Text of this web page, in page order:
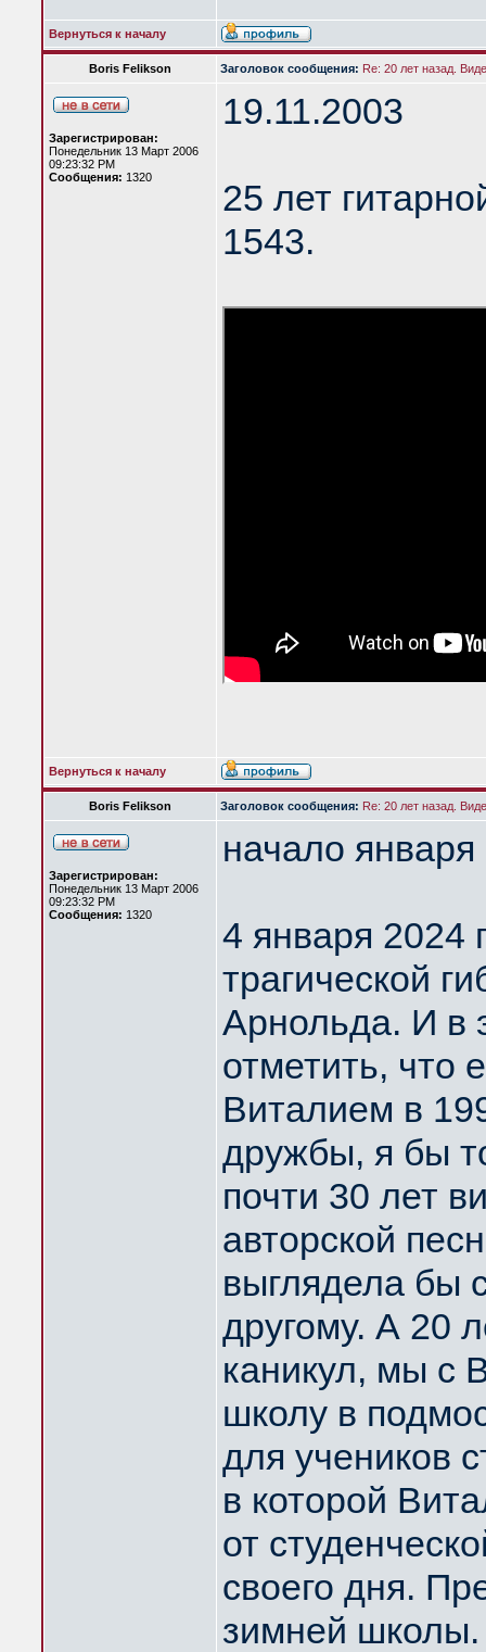
Вернуться к началу
Boris Felikson Заголовок сообщения: Re: 20 лет назад.
Зарегистрирован:
Понедельник 13 Март 2006
09:23:32 PM
Сообщения: 1320
19.11.2003
25 лет
1543.
Вернуться к началу
Boris Felikson Заголовок сообщения: Re: 20 лет назад.
Зарегистрирован:
Понедельник 13 Март 2006
09:23:32 PM
Сообщения: 1320
начало января
4 января 2024
трагической
Арнольда. И в
отметить, что
Виталием в
дружбы, я бы
почти 30 лет
авторской
выглядела бы
другому. А 20
каникул, мы с
школу в
для учеников
в которой
от
своего дня.
зимней школы.